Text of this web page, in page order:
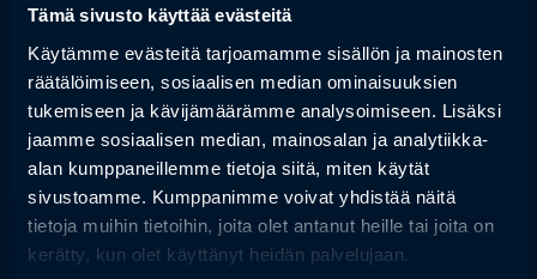
Tämä sivusto käyttää evästeitä
Käytämme evästeitä tarjoamamme sisällön ja mainosten
räätälöimiseen, sosiaalisen median ominaisuuksien
tukemiseen ja kävijämäärämme analysoimiseen. Lisäksi
jaamme sosiaalisen median, mainosalan ja analytiikka-
alan kumppaneillemme tietoja siitä, miten käytät
sivustoamme. Kumppanimme voivat yhdistää näitä
tietoja muihin tietoihin, joita olet antanut heille tai joita on
kerätty, kun olet käyttänyt heidän palvelujaan.
oma lastenlääkäriyytensä yhteiskunnalliselle tasolle. Kuluneiden
hoitomahdollisuudet ovat ottaneet suuria harppauksia, lasten
mielenterveyden uhat ja niiden hoitomahdollisuudet kasvaneet,
Suomen lapsiväestön kehitys eriytynyt ja vähentynyt laskevana
syntyvyyden ja lisääntyneen maahanmuuton vaikutuksesta.
Suomeen on rakennettu HUSin Uusi lastensairaala ja muutkin tilat
sekä laitteistot ovat uusiutuneet. Sama 15 vuoden aika on myös
vaadittu SOTE-uudistuksen aikaansaamiseen. Jari Petäjä osallistuu
lasten sairaanhoidon tilaa, mahdollisuuksia ja uhkia koskevaan
keskusteluun lastenlääkärinä ja Suomen kokeneimpana lasten
erikoisairaanhoidon järjestelmätason johtajana.